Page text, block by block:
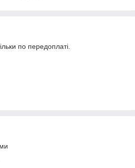
по передоплаті.